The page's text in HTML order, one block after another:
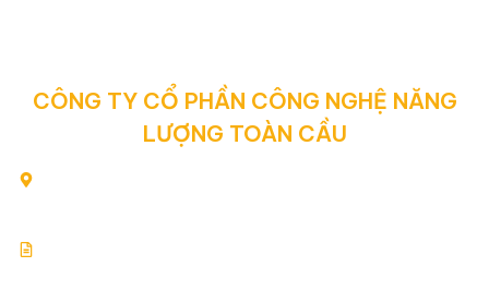
CÔNG TY CỔ PHẦN CÔNG NGHỆ NĂNG
LƯỢNG TOÀN CẦU